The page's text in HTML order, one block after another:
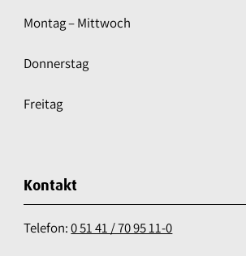
Montag – Mittwoch
Donnerstag
Freitag
Kontakt
Telefon:0 51 41 / 70 95 11-0